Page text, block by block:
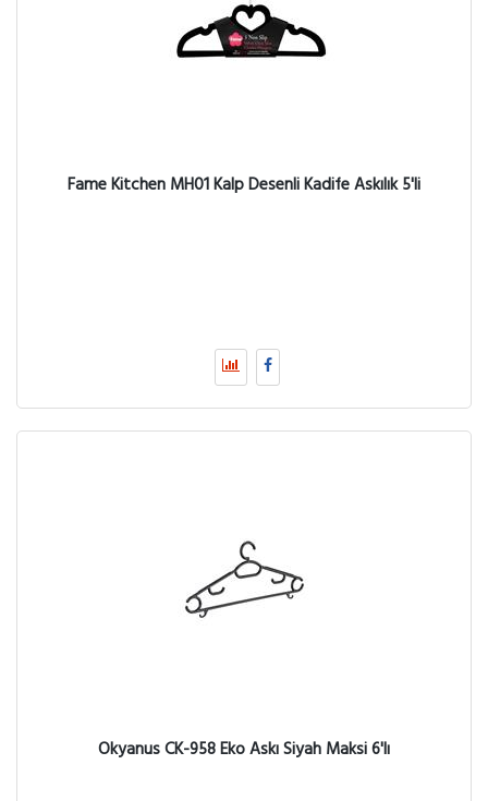
Fame Kitchen MH01 Kalp Desenli Kadife Askılık 5'li
Okyanus CK-958 Eko Askı Siyah Maksi 6'lı